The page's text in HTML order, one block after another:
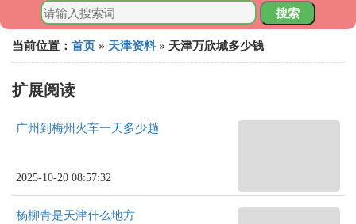
搜索
当前位置： 首页 » 天津资料 » 天津万欣城多少钱
扩展阅读
广州到梅州火车一天多少趟
2025-10-20 08:57:32
杨柳青是天津什么地方